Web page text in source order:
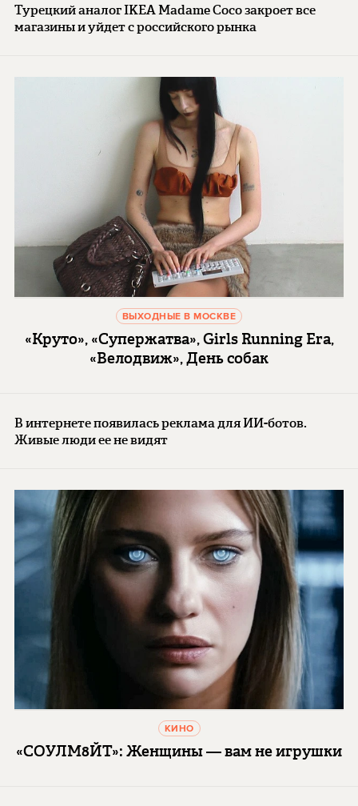
Турецкий аналог IKEA Madame Coco закроет все
магазины и уйдет с российского рынка
ВЫХОДНЫЕ В МОСКВЕ
«Круто», «Супержатва», Girls Running Era,
«Велодвиж», День собак
В интернете появилась реклама для ИИ-ботов.
Живые люди ее не видят
КИНО
«СОУЛМ8ЙТ»: Женщины — вам не игрушки